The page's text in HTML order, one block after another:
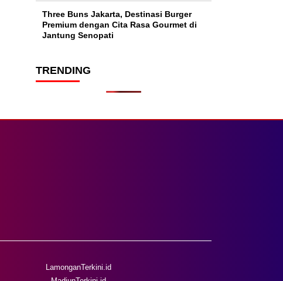
Three Buns Jakarta, Destinasi Burger
Premium dengan Cita Rasa Gourmet di
Jantung Senopati
TRENDING
LamonganTerkini.id